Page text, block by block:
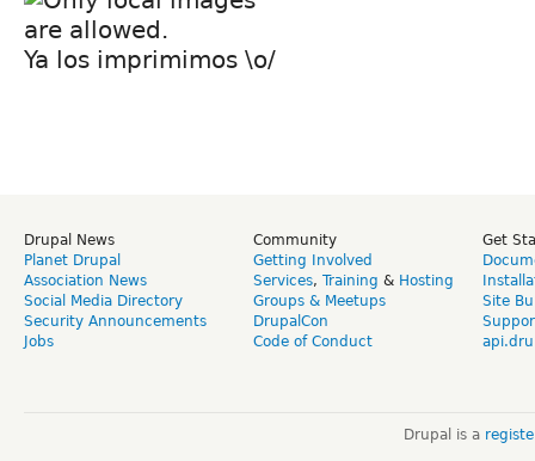
Ya los imprimimos \o/
Drupal News
Planet Drupal
Association News
Social Media Directory
Security Announcements
Jobs
Community
Getting Involved
Services, Training & Hosting
Groups & Meetups
DrupalCon
Code of Conduct
Get
Site
Drupal is a